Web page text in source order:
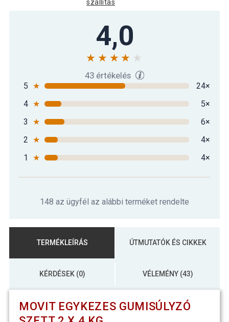
szállítás
4,0
43 értékelés
5 ★
24×
4 ★
5×
3
★
6×
2 ★
4×
1
★ 4×
148 az ügyfél az alábbi terméket rendelte
TERMÉKLEÍRÁS ÚTMUTATÓK ÉS CIKKEK
KÉRDÉSEK (0) VÉLEMÉNY (43)
MOVIT EGYKEZES GUMISÚLYZÓ